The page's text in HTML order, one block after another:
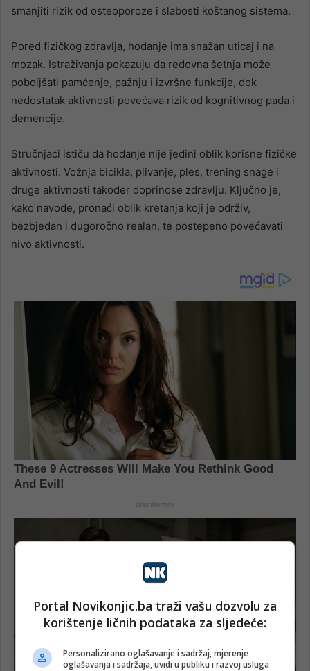
smanjiti rizik od osteoporoze i slabosti koštanog sistema.
Pored fizičkog zdravlja, hodanje ima snažan uticaj i na
mozak. Istraživanja pokazuju da redovna šetnja može
poboljšati pamćenje, pažnju i izvršne funkcije, dok
nedostatak aktivnosti povećava rizik od kognitivnog pada i
demencije.
Stručnjaci ističu da hodanje nije jedini oblik korisne fizičke
aktivnosti. Vožnja bicikla, plivanje, ples, trening snage i
druge aktivnosti također doprinose zdravlju. Ključno je,
kako navode, pronaći oblik kretanja koji je održiv,
bezbjedan i dugoročno realan, te postepeno povećavati
nivo aktivnosti.
Portal Novikonjic.ba traži vašu dozvolu za
korištenje ličnih podataka za sljedeće:
Personalizirano oglašavanje i sadržaj, mjerenje
oglašavanja i sadržaja, uvidi u publiku i razvoj usluga